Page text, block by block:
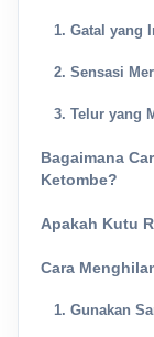
1. Gatal yang
2. Sensasi
3. Telur yang
Bagaimana
Ketombe?
Apakah Kutu
Cara
1. Gunakan